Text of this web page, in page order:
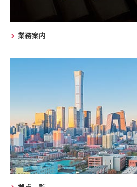
業務案内